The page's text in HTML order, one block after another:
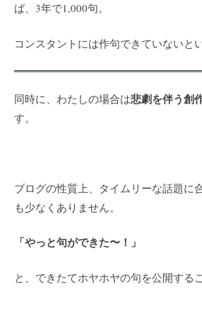
ば、3年で1,000句。
コンスタントには作句できていないと
同時に、わたしの場合は悲劇を伴う創
す。
ブログの性質上、タイムリーな話題に
も少なくありません。
「やっと句ができた〜！」
と、できたてホヤホヤの句を公開する